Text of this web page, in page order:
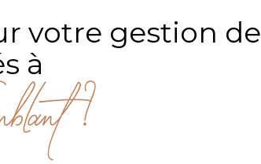
votre gestion de
à
?